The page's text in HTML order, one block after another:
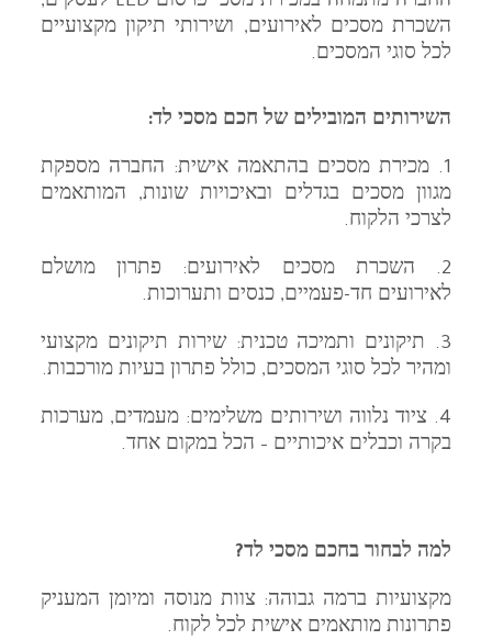
השכרת מסכים לאירועים, ושירותי תיקון מקצועיים
לכל סוגי המסכים.
השירותים המובילים של חכם מסכי לד:
1. מכירת מסכים בהתאמה אישית: החברה מספקת
מגוון מסכים בגדלים ובאיכויות שונות, המותאמים
לצרכי הלקוח.
2. השכרת מסכים לאירועים: פתרון מושלם
לאירועים חד-פעמיים, כנסים ותערוכות.
3. תיקונים ותמיכה טכנית: שירות תיקונים מקצועי
ומהיר לכל סוגי המסכים, כולל פתרון בעיות מורכבות.
4. ציוד נלווה ושירותים משלימים: מעמדים, מערכות
בקרה וכבלים איכותיים – הכל במקום אחד.
למה לבחור בחכם מסכי לד?
מקצועיות ברמה גבוהה: צוות מנוסה ומיומן המעניק
פתרונות מותאמים אישית לכל לקוח.